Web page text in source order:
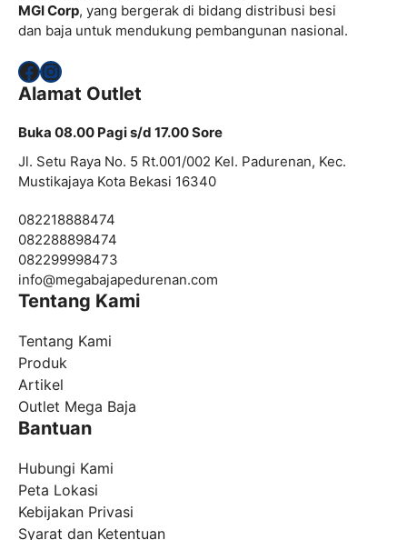
MGI Corp, yang bergerak di bidang distribusi besi
dan baja untuk mendukung pembangunan nasional.
Facebook
Instagram
Alamat Outlet
Buka 08.00 Pagi s/d 17.00 Sore
Jl. Setu Raya No. 5 Rt.001/002 Kel. Padurenan, Kec.
Mustikajaya Kota Bekasi 16340
082218888474
082288898474
082299998473
info@megabajapedurenan.com
Tentang Kami
Tentang Kami
Produk
Artikel
Outlet Mega Baja
Bantuan
Hubungi Kami
Peta Lokasi
Kebijakan Privasi
Syarat dan Ketentuan